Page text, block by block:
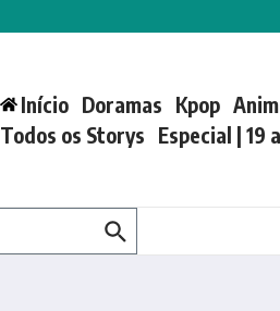
Início Doramas Kpop
Todos os Storys Especial | 19